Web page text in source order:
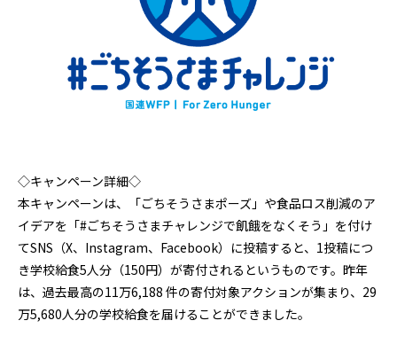
◇キャンペーン詳細◇
本キャンペーンは、「ごちそうさまポーズ」や食品ロス削減のア
イデアを「#ごちそうさまチャレンジで飢餓をなくそう」を付け
てSNS（X、Instagram、Facebook）に投稿すると、1投稿につ
き学校給食5人分（150円）が寄付されるというものです。昨年
は、過去最高の11万6,188 件の寄付対象アクションが集まり、29
万5,680人分の学校給食を届けることができました。